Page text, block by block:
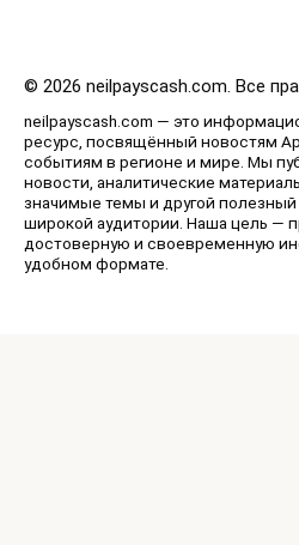
© 2026 neilpayscash.com. Все
neilpayscash.com — это
ресурс, посвящённый новостям
событиям в регионе и мире. Мы
новости, аналитические
значимые темы и другой полезный
широкой аудитории. Наша цель —
достоверную и своевременную
удобном формате.